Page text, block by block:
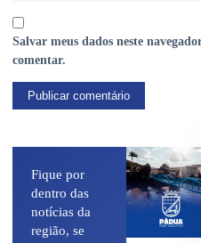
Salvar meus dados neste
comentar.
Fique por
dentro das
notícias da
região, se